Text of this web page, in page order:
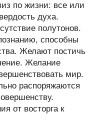
по жизни: все или
духа.
полутонов.
способны
Желают постичь
Желание
мир.
распоряжаются
от восторга к